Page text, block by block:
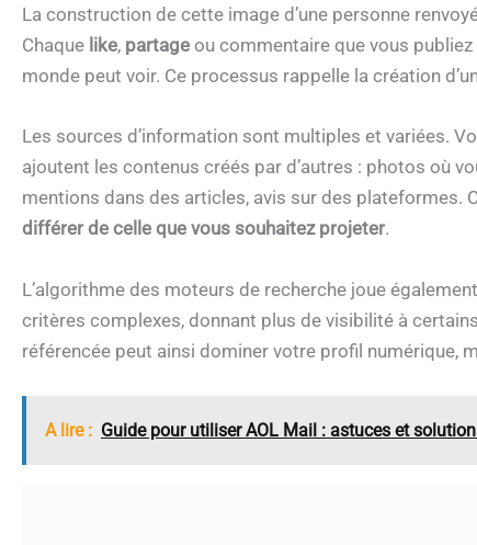
La construction de cette image d’une personne
Chaque like, partage ou commentaire que vous
monde peut voir. Ce processus rappelle la création
Les sources d’information sont multiples et variées.
ajoutent les contenus créés par d’autres : photos où
mentions dans des articles, avis sur des plateformes.
différer de celle que vous souhaitez projeter.
L’algorithme des moteurs de recherche joue
critères complexes, donnant plus de visibilité à
référencée peut ainsi dominer votre profil numérique,
A lire : Guide pour utiliser AOL Mail : astuces et